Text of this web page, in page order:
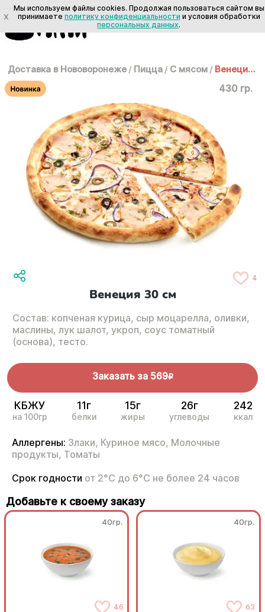
Доставка в Нововоронеже / Пицца / С мясом / Венеция 30 см
430 гр.
4
Венеция 30 см
Состав: копченая курица, сыр моцарелла, оливки,
маслины, лук шалот, укроп, соус томатный
(основа), тесто.
Заказать за 569R
КБЖУ
на 100гр
11г
белки
15г
жиры
26г
углеводы
242
ккал
Аллергены: Злаки, Куриное мясо, Молочные
продукты, Томаты
Срок годности от 2°С до 6°С не более 24 часов
Добавьте к своему заказу
40гр.
46
40гр.
63
X
Мы используем файлы cookies. Продолжая пользоваться сайтом вы
принимаете политику конфиденциальности и условия обработки
персональных данных.